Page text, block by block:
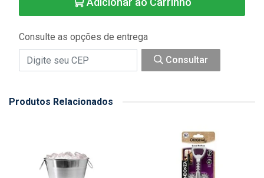
Consulte as opções de entrega
Consultar
Produtos Relacionados